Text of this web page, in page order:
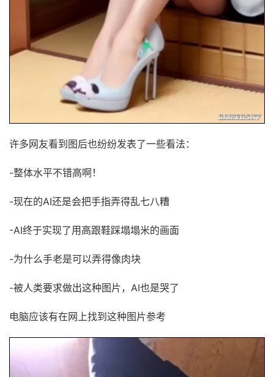
许多网友看到图后也纷纷发表了一些看法：
-整体水平不错高啊！
-现在的AI还是会把手指弄得乱七八糟
-AI终于实现了用高跟鞋踩塌塌米的画面
-为什么手老是可以弄得像肉块
-被人类要求做出这种图片，AI也是哭了
电脑应该有在网上找到这种图片参考